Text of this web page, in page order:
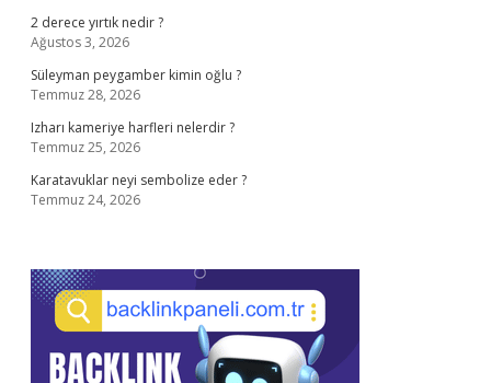
2 derece yırtık nedir ?
Ağustos 3, 2026
Süleyman peygamber kimin oğlu ?
Temmuz 28, 2026
Izharı kameriye harfleri nelerdir ?
Temmuz 25, 2026
Karatavuklar neyi sembolize eder ?
Temmuz 24, 2026